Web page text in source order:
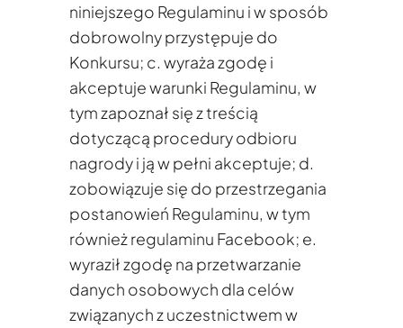
niniejszego Regulaminu i w sposób
dobrowolny przystępuje do
Konkursu; c. wyraża zgodę i
akceptuje warunki Regulaminu, w
tym zapoznał się z treścią
dotyczącą procedury odbioru
nagrody i ją w pełni akceptuje; d.
zobowiązuje się do przestrzegania
postanowień Regulaminu, w tym
również regulaminu Facebook; e.
wyraził zgodę na przetwarzanie
danych osobowych dla celów
związanych z uczestnictwem w